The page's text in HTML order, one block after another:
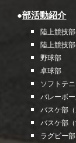
●部活動紹介
陸上競技部
陸上競技部
野球部
卓球部
ソフトテ
バレーボ
バスケ部（
バスケ部（
ラグビー部